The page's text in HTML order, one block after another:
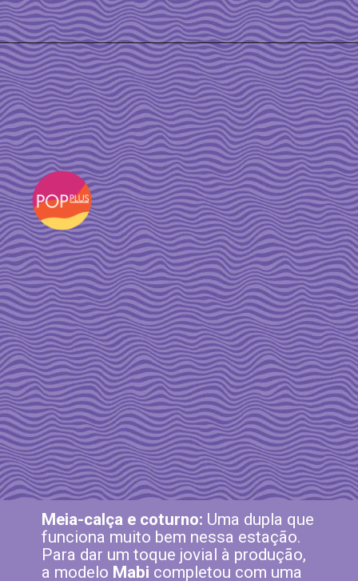
Meia-calça e coturno: Uma dupla que
funciona muito bem nessa estação.
Para dar um toque jovial à produção,
a modelo Mabi completou com uma